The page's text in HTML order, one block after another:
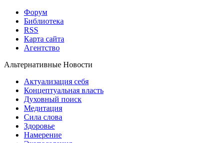
Форум
Библиотека
RSS
Карта сайта
Агентство
Альтернативные Новости
Актуализация себя
Концептуальная власть
Духовный поиск
Медитация
Сила слова
Здоровье
Намерение